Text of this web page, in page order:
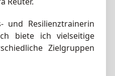
und Resilienztrainerin
biete ich vielseitige
Zielgruppen